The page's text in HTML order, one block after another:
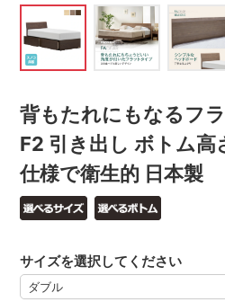
背もたれにもなるフ
F2 引き出し ボトム
仕様で衛生的 日本製
サイズを選択してください